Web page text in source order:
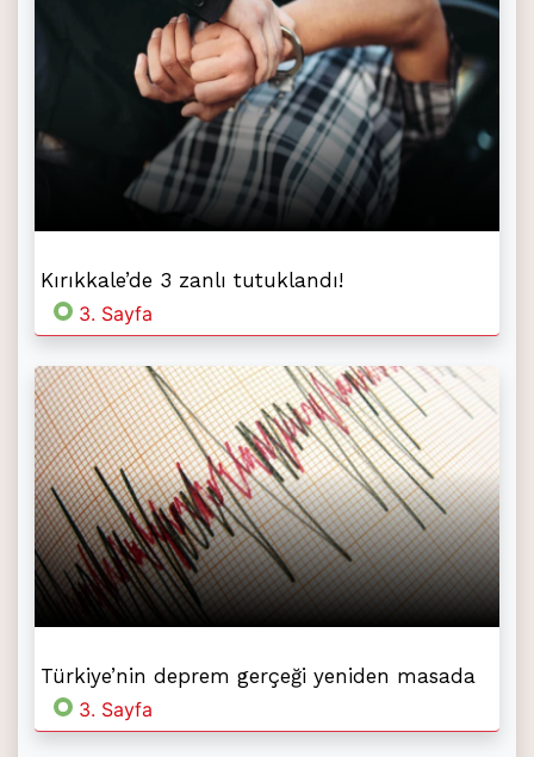
Kırıkkale’de 3 zanlı tutuklandı!
3. Sayfa
Türkiye’nin deprem gerçeği yeniden masada
3. Sayfa